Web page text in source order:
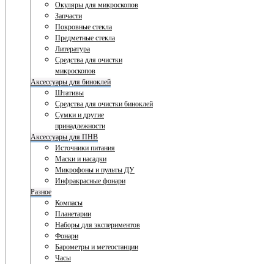
Окуляры для микроскопов
Запчасти
Покровные стекла
Предметные стекла
Литература
Средства для очистки
микроскопов
Аксессуары для биноклей
Штативы
Средства для очистки биноклей
Сумки и другие
принадлежности
Аксессуары для ПНВ
Источники питания
Маски и насадки
Микрофоны и пульты ДУ
Инфракрасные фонари
Разное
Компасы
Планетарии
Наборы для экспериментов
Фонари
Барометры и метеостанции
Часы